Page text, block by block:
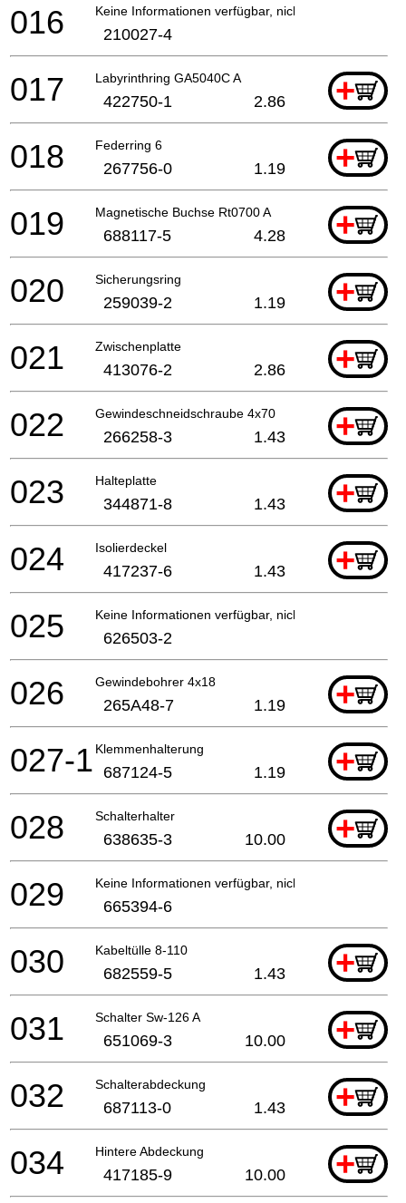
Keine Informationen verfügbar, nicht bestellbar
016 210027-4
Labyrinthring GA5040C A +
017 422750-1 2.86
Federring 6 +
018 267756-0 1.19
Magnetische Buchse Rt0700 A +
019 688117-5 4.28
Sicherungsring +
020 259039-2 1.19
Zwischenplatte +
021 413076-2 2.86
Gewindeschneidschraube 4x70 +
022 266258-3 1.43
Halteplatte +
023 344871-8 1.43
Isolierdeckel +
024 417237-6 1.43
Keine Informationen verfügbar, nicht bestellbar
025 626503-2
Gewindebohrer 4x18 +
026 265A48-7 1.19
Klemmenhalterung +
027-1 687124-5 1.19
Schalterhalter +
028 638635-3 10.00
Keine Informationen verfügbar, nicht bestellbar
029 665394-6
Kabeltülle 8-110 +
030 682559-5 1.43
Schalter Sw-126 A +
031 651069-3 10.00
Schalterabdeckung +
032 687113-0 1.43
Hintere Abdeckung +
034 417185-9 10.00